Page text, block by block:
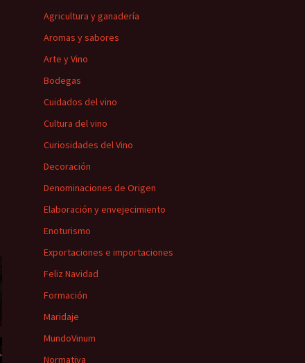
Agricultura y ganadería
Aromas y sabores
Arte y Vino
Bodegas
Cuidados del vino
Cultura del vino
Curiosidades del Vino
Decoración
Denominaciones de Origen
Elaboración y envejecimiento
Enoturismo
Exportaciones e importaciones
Feliz Navidad
Formación
Maridaje
MundoVinum
Normativa